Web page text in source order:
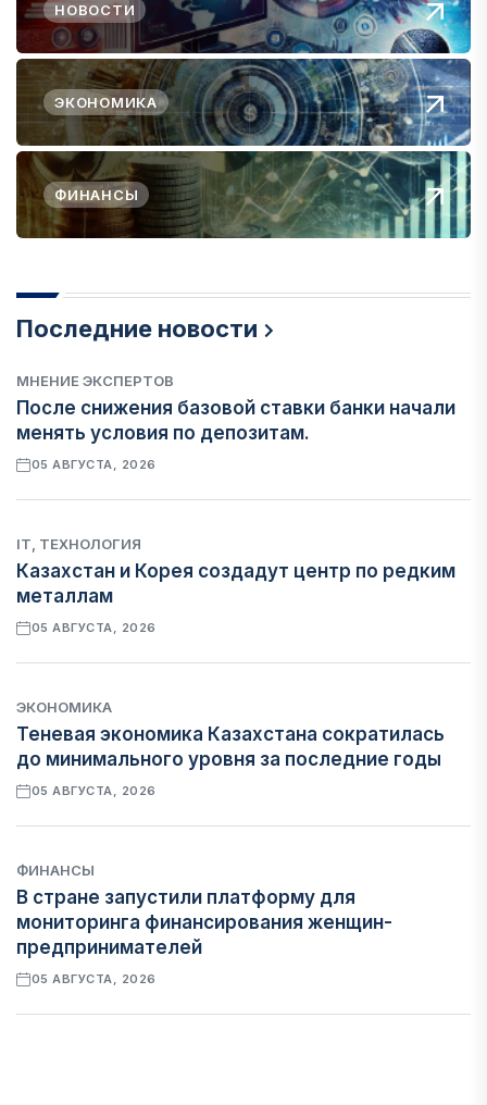
НОВОСТИ
ЭКОНОМИКА
ФИНАНСЫ
Последние новости
МНЕНИЕ ЭКСПЕРТОВ
После снижения базовой ставки банки начали
менять условия по депозитам.
05 АВГУСТА, 2026
IT, ТЕХНОЛОГИЯ
Казахстан и Корея создадут центр по редким
металлам
05 АВГУСТА, 2026
ЭКОНОМИКА
Теневая экономика Казахстана сократилась
до минимального уровня за последние годы
05 АВГУСТА, 2026
ФИНАНСЫ
В стране запустили платформу для
мониторинга финансирования женщин-
предпринимателей
05 АВГУСТА, 2026